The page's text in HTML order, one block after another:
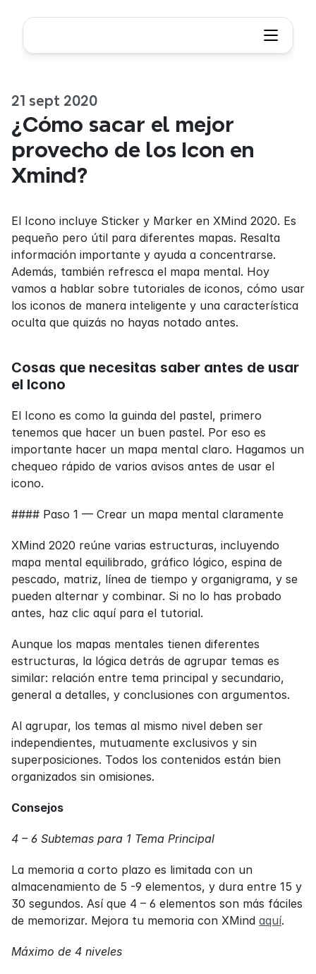
21 sept 2020
¿Cómo sacar el mejor
provecho de los Icon en
Xmind?
El Icono incluye Sticker y Marker en XMind 2020. Es
pequeño pero útil para diferentes mapas. Resalta
información importante y ayuda a concentrarse.
Además, también refresca el mapa mental. Hoy
vamos a hablar sobre tutoriales de iconos, cómo usar
los iconos de manera inteligente y una característica
oculta que quizás no hayas notado antes.
Cosas que necesitas saber antes de usar
el Icono
El Icono es como la guinda del pastel, primero
tenemos que hacer un buen pastel. Por eso es
importante hacer un mapa mental claro. Hagamos un
chequeo rápido de varios avisos antes de usar el
icono.
#### Paso 1 — Crear un mapa mental claramente
XMind 2020 reúne varias estructuras, incluyendo
mapa mental equilibrado, gráfico lógico, espina de
pescado, matriz, línea de tiempo y organigrama, y se
pueden alternar y combinar. Si no lo has probado
antes, haz clic aquí para el tutorial.
Aunque los mapas mentales tienen diferentes
estructuras, la lógica detrás de agrupar temas es
similar: relación entre tema principal y secundario,
general a detalles, y conclusiones con argumentos.
Al agrupar, los temas al mismo nivel deben ser
independientes, mutuamente exclusivos y sin
superposiciones. Todos los contenidos están bien
organizados sin omisiones.
Consejos
4 – 6 Subtemas para 1 Tema Principal
La memoria a corto plazo es limitada con un
almacenamiento de 5 -9 elementos, y dura entre 15 y
30 segundos. Así que 4 – 6 elementos son más fáciles
de memorizar. Mejora tu memoria con XMind aquí.
Máximo de 4 niveles